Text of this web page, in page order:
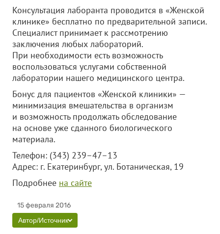
Консультация лаборанта проводится в «Женской
клинике» бесплатно по предварительной записи.
Специалист принимает к рассмотрению
заключения любых лабораторий.
При необходимости есть возможность
воспользоваться услугами собственной
лаборатории нашего медицинского центра.
Бонус для пациентов «Женской клиники» —
минимизация вмешательства в организм
и возможность продолжать обследование
на основе уже сданного биологического
материала.
Телефон: (343) 239–47–13
Адрес: г. Екатеринбург, ул. Ботаническая, 19
Подробнее на сайте
15 февраля 2016
Автор/Источник